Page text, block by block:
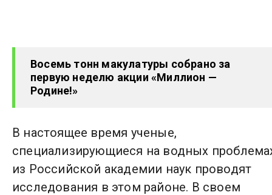
Восемь тонн макулатуры собрано за
первую неделю акции «Миллион —
Родине!»
В настоящее время ученые,
специализирующиеся на водных
из Российской академии наук проводят
исследования в этом районе. В своем